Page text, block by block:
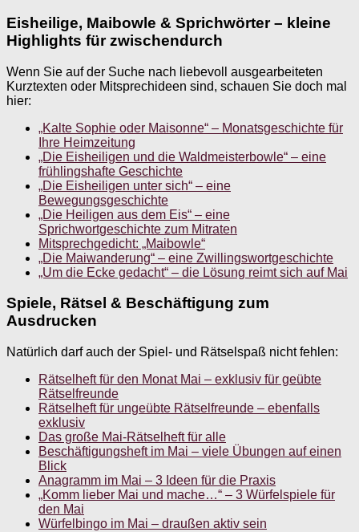
Eisheilige, Maibowle & Sprichwörter – kleine
Highlights für zwischendurch
Wenn Sie auf der Suche nach liebevoll ausgearbeiteten
Kurztexten oder Mitsprechideen sind, schauen Sie doch mal
hier:
„Kalte Sophie oder Maisonne“ – Monatsgeschichte für
Ihre Heimzeitung
„Die Eisheiligen und die Waldmeisterbowle“ – eine
frühlingshafte Geschichte
„Die Eisheiligen unter sich“ – eine
Bewegungsgeschichte
„Die Heiligen aus dem Eis“ – eine
Sprichwortgeschichte zum Mitraten
Mitsprechgedicht: „Maibowle“
„Die Maiwanderung“ – eine Zwillingswortgeschichte
„Um die Ecke gedacht“ – die Lösung reimt sich auf Mai
Spiele, Rätsel & Beschäftigung zum
Ausdrucken
Natürlich darf auch der Spiel- und Rätselspaß nicht fehlen:
Rätselheft für den Monat Mai – exklusiv für geübte
Rätselfreunde
Rätselheft für ungeübte Rätselfreunde – ebenfalls
exklusiv
Das große Mai-Rätselheft für alle
Beschäftigungsheft im Mai – viele Übungen auf einen
Blick
Anagramm im Mai – 3 Ideen für die Praxis
„Komm lieber Mai und mache…“ – 3 Würfelspiele für
den Mai
Würfelbingo im Mai – draußen aktiv sein